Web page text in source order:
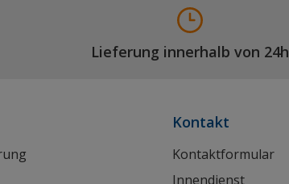
Lieferung innerhalb von 24h
Kontakt
Kontaktformular
Innendienst